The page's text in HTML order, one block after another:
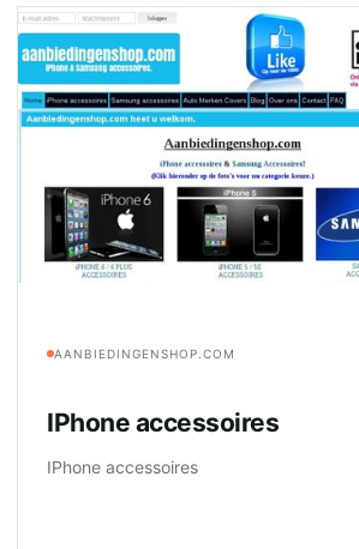
AANBIEDINGENSHOP.COM
IPhone accessoires
IPhone accessoires